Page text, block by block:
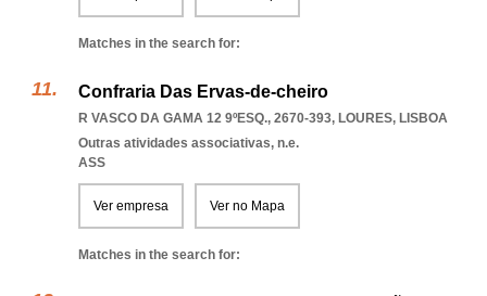
Matches in the search for:
Confraria Das Ervas-de-cheiro
R VASCO DA GAMA 12 9ºESQ., 2670-393, LOURES, LISBOA
Outras atividades associativas, n.e.
ASS
Ver empresa Ver no Mapa
Matches in the search for: